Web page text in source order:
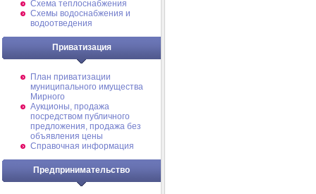
Схема теплоснабжения
Схемы водоснабжения и
водоотведения
Приватизация
План приватизации
муниципального имущества
Мирного
Аукционы, продажа
посредством публичного
предложения, продажа без
объявления цены
Справочная информация
Предпринимательство